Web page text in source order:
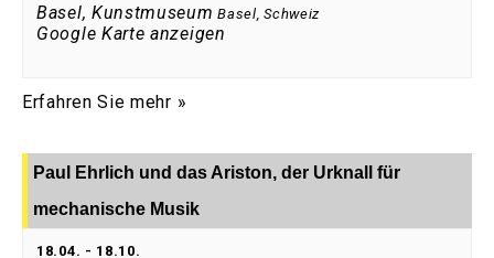
Basel, Kunstmuseum Basel, Schweiz
Google Karte anzeigen
Erfahren Sie mehr »
Paul Ehrlich und das Ariston, der Urknall für
mechanische Musik
18.04. - 18.10.